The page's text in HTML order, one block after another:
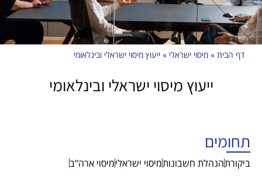
דף הבית » מיסוי ישראלי » ייעוץ מיסוי ישראלי ובינלאומי
ייעוץ מיסוי ישראלי ובינלאומי
תחומים
ביקורתהנהלת חשבונותמיסוי ישראלימיסוי ארה"ב